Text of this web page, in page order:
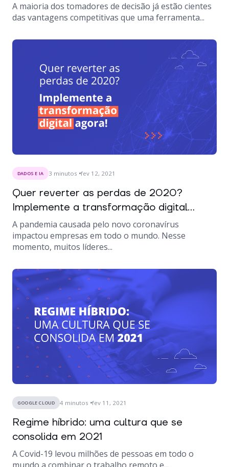
A maioria dos tomadores de decisão já estão cientes
das vantagens competitivas que uma ferramenta...
DADOS E IA 3 minutos fev 12, 2021
Quer reverter as perdas de 2020?
Implemente a transformação digital...
A pandemia causada pelo novo coronavírus
impactou empresas em todo o mundo. Nesse
momento, muitos líderes...
GOOGLE CLOUD 4 minutos fev 11, 2021
Regime híbrido: uma cultura que se
consolida em 2021
A Covid-19 levou milhões de pessoas em todo o